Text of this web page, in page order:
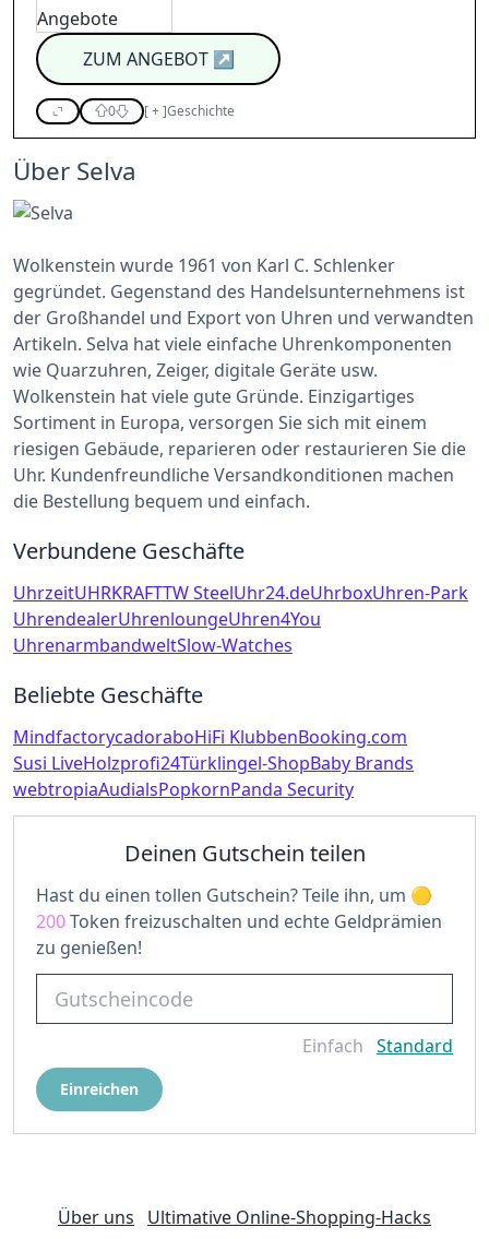
ZUM ANGEBOT↗
0 [+]Geschichte
Über Selva
Wolkenstein wurde 1961 von Karl C. Schlenker
gegründet. Gegenstand des Handelsunternehmens ist
der Großhandel und Export von Uhren und verwandten
Artikeln. Selva hat viele einfache Uhrenkomponenten
wie Quarzuhren, Zeiger, digitale Geräte usw.
Wolkenstein hat viele gute Gründe. Einzigartiges
Sortiment in Europa, versorgen Sie sich mit einem
riesigen Gebäude, reparieren oder restaurieren Sie die
Uhr. Kundenfreundliche Versandkonditionen machen
die Bestellung bequem und einfach.
Verbundene Geschäfte
UhrzeitUHRKRAFTTW SteelUhr24.deUhrboxUhren-Park
UhrendealerUhrenloungeUhren4You
UhrenarmbandweltSlow-Watches
Beliebte Geschäfte
MindfactorycadoraboHiFi KlubbenBooking.com
Susi LiveHolzprofi24Türklingel-ShopBaby Brands
webtropiaAudialsPopkornPanda Security
Deinen Gutschein teilen
Hast du einen tollen Gutschein? Teile ihn, um
200Token freizuschalten und echte Geldprämien
zu genießen!
Einfach Standard
Einreichen
Über uns Ultimative Online-Shopping-Hacks